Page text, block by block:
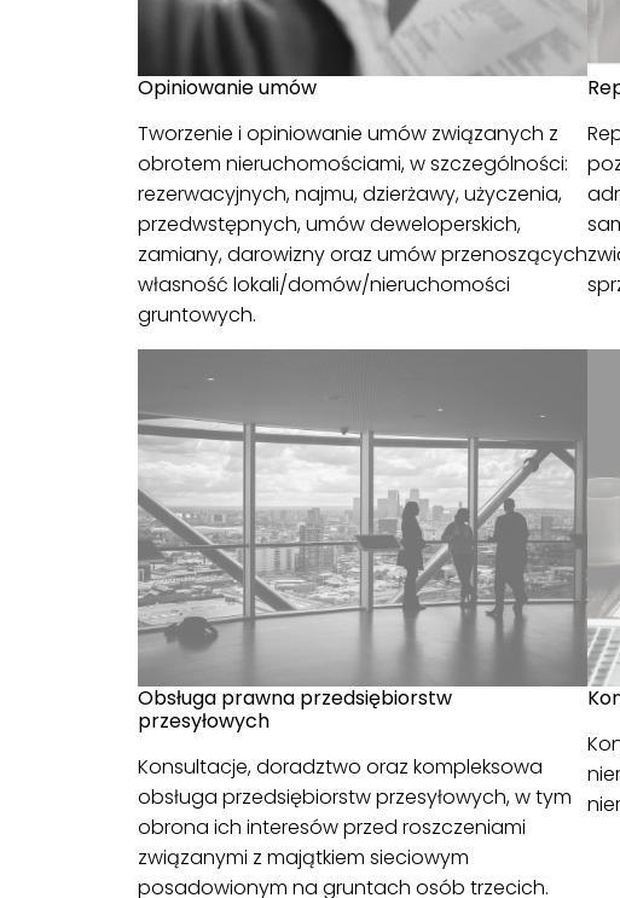
Opiniowanie umów
Tworzenie i opiniowanie umów związanych z
obrotem nieruchomościami, w szczególności:
rezerwacyjnych, najmu, dzierżawy, użyczenia,
przedwstępnych, umów deweloperskich,
zamiany, darowizny oraz umów przenoszących
własność lokali/domów/nieruchomości
gruntowych.
Obsługa prawna przedsiębiorstw
przesyłowych
Konsultacje, doradztwo oraz kompleksowa
obsługa przedsiębiorstw przesyłowych, w tym
obrona ich interesów przed roszczeniami
związanymi z majątkiem sieciowym
posadowionym na gruntach osób trzecich.